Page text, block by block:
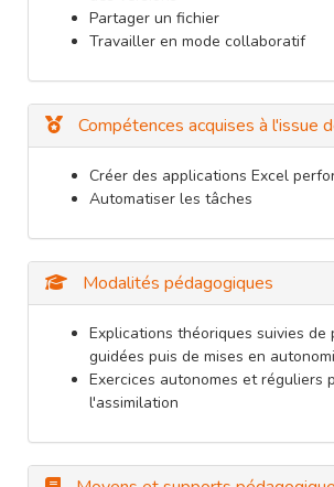
Partager un fichier
Travailler en mode collaboratif
Compétences acquises à l'issue
Créer des applications Excel
Automatiser les tâches
Modalités pédagogiques
Explications théoriques suivies de
guidées puis de mises en
Exercices autonomes et réguliers
l'assimilation